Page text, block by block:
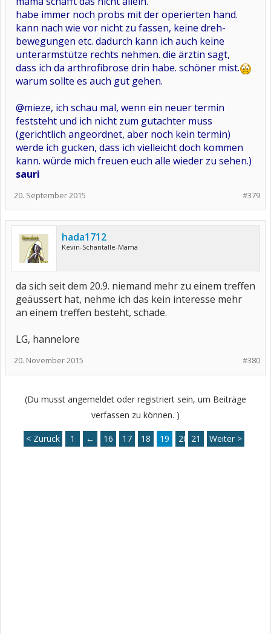
habe immer noch probs mit der operierten hand.
kann nach wie vor nicht zu fassen, keine dreh-
bewegungen etc. dadurch kann ich auch keine
unterarmstütze rechts nehmen. die ärztin sagt,
dass ich da arthrofibrose drin habe. schöner mist.
warum sollte es auch gut gehen.
@mieze, ich schau mal, wenn ein neuer termin
feststeht und ich nicht zum gutachter muss
(gerichtlich angeordnet, aber noch kein termin)
werde ich gucken, dass ich vielleicht doch kommen
kann. würde mich freuen euch alle wieder zu sehen.)
sauri
#379
20. September 2015
hada1712
Kevin-Schantalle-Mama
da sich seit dem 20.9. niemand mehr zu einem treffen
geäussert hat, nehme ich das kein interesse mehr
an einem treffen besteht, schade.
LG, hannelore
#380
20. November 2015
(Du musst angemeldet oder registriert sein, um Beiträge
verfassen zu können. )
< Zurück 1 ← 16 17 18 19 20 21 Weiter >